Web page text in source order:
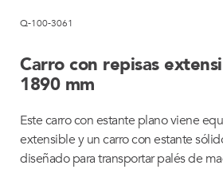
Q-100-3061
Carro con repisas
1890 mm
Este carro con estante plano viene
extensible y un carro con estante
diseñado para transportar palés de